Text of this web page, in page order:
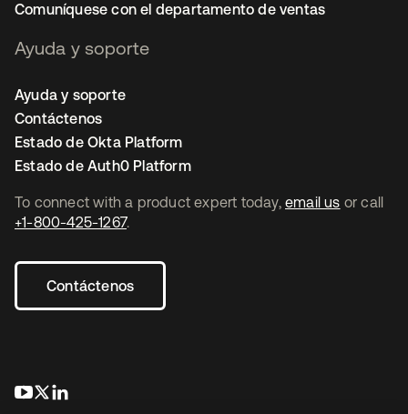
To connect with a product expert today, email us or call
+1-800-425-1267.
Contáctenos
se abre en una pestaña nueva
se abre en una pestaña nueva
Comuníquese con el departamento de ventas
Ayuda y soporte
Ayuda y soporte
Contáctenos
Estado de Okta Platform
Estado de Auth0 Platform